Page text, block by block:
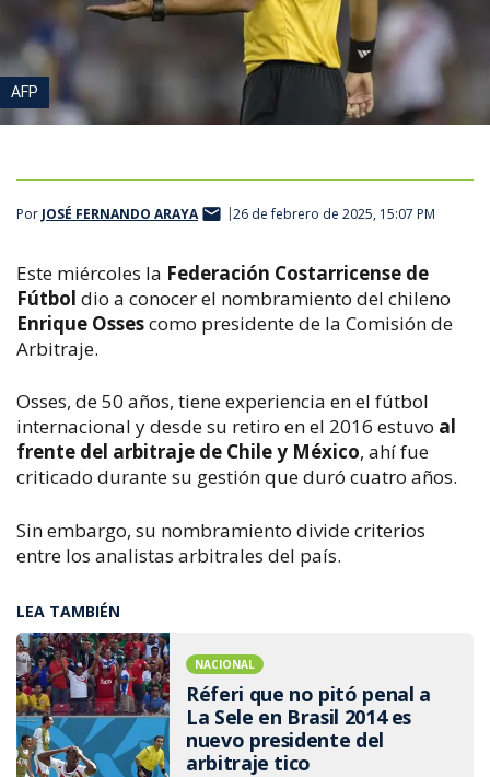
AFP
Por JOSÉ FERNANDO ARAYA 26 de febrero de 2025, 15:07 PM
Este miércoles la Federación Costarricense de
Fútbol dio a conocer el nombramiento del chileno
Enrique Ossescomo presidente de la Comisión de
Arbitraje.
Osses, de 50 años, tiene experiencia en el fútbol
internacional y desde su retiro en el 2016 estuvo al
frente del arbitraje de Chile y México, ahí fue
criticado durante su gestión que duró cuatro años.
Sin embargo, su nombramiento divide criterios
entre los analistas arbitrales del país.
LEA TAMBIÉN
NACIONAL
Réferi que no pitó penal a
La Sele en Brasil 2014 es
nuevo presidente del
arbitraje tico